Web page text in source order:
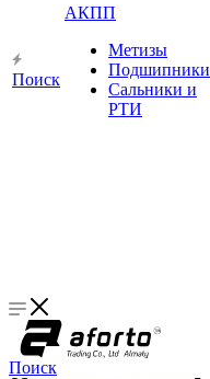
Поиск
АКПП
Метизы
Подшипники
Сальники и
РТИ
Поиск